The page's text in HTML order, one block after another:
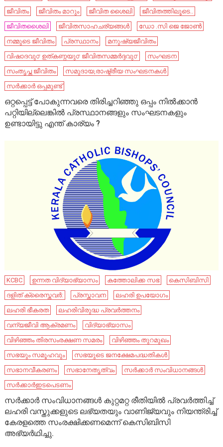
ജീവിതം
ജീവിതം മാറും ജീവിത ശൈലി
ജീവിതത്തിലൂടെ..
ജീവിതശൈലി
ജീവിതസാഹചര്യങ്ങൾ
ഡോ .സി ജെ ജോൺ
നമ്മുടെ ജീവിതം
പ്രസ്ഥാനം
മനുഷ്യജീവിതം
വിഷാദവു൦ ഉത്കണ്ഠയു൦ ജീവിതസമ്മർദ്ദവു൦
സംഘടന
സംതൃപ്ത ജീവിതം
സമുദായ,രാഷ്ട്രീയ സംഘടനകൾ
സർക്കാർ ഒപ്പമുണ്ട്
ഒറ്റപ്പെട്ട് പോകുന്നവരെ തിരിച്ചറിഞ്ഞു ഒപ്പം നിൽക്കാൻ
പറ്റിയില്ലെങ്കിൽ പ്രസ്ഥാനങ്ങളും സംഘടനകളും
ഉണ്ടായിട്ടു എന്ത് കാര്യം ?
KCBC ഉന്നത വിദ്യാഭ്യാസം കത്തോലിക്ക സഭ
കെസിബിസി
ദളിത് ക്രൈസ്തവര്‍:
പ്രസ്താവന
ലഹരി ഉപയോഗം
ലഹരി ഭീകരത
ലഹരിവിരുദ്ധ പ്രവര്‍ത്തനം
വന്യജീവി ആക്രമണം
വിദ്യാഭ്യാസം
വിഴിഞ്ഞം തിരസംരക്ഷണ സമരം
വിഴിഞ്ഞം തുറമുഖം
സഭയും സമൂഹവും
സഭയുടെ ജനക്ഷേമപദ്ധതികൾ
സഭാനവീകരണം
സഭാനേതൃത്വം
സര്‍ക്കാര്‍ സംവിധാനങ്ങള്‍
സര്‍ക്കാര്‍ഇടപെടണം
സര്‍ക്കാര്‍ സംവിധാനങ്ങള്‍ കുറ്റമറ്റ രീതിയില്‍ പ്രവര്‍ത്തിച്ച്
ലഹരി വസ്തുക്കളുടെ ലഭ്യതയും വാണിജ്യവും നിയന്ത്രിച്ച്
കേരളത്തെ സംരക്ഷിക്കണമെന്ന് കെസിബിസി
അഭ്യര്‍ഥിച്ചു.